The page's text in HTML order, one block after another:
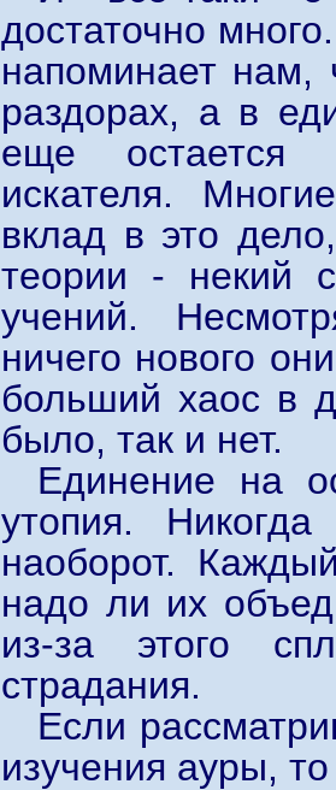
достаточно
напоминает нам,
раздорах, а в
еще остается
искателя.
вклад в это
теории - некий
учений.
ничего нового
больший хаос в
было, так и нет.
Единение на
утопия.
наоборот.
надо ли их
из-за этого
страдания.
Если
изучения ауры,